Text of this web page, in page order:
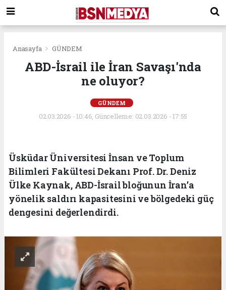
Anasayfa GÜNDEM
ABD-İsrail ile İran Savaşı'nda
ne oluyor?
GÜNDEM
02.03.2026 - 10:46, Güncelleme: 02.03.2026 - 17:55
Üsküdar Üniversitesi İnsan ve Toplum
Bilimleri Fakültesi Dekanı Prof. Dr. Deniz
Ülke Kaynak, ABD-İsrail bloğunun İran’a
yönelik saldırı kapasitesini ve bölgedeki güç
dengesini değerlendirdi.